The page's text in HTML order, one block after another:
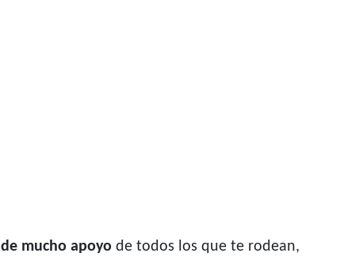
mucho apoyo de todos los que te rodean,